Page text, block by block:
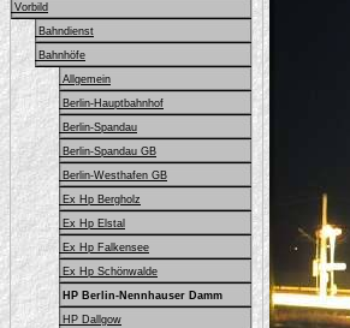
Vorbild
Bahndienst
Bahnhöfe
Allgemein
Berlin-Hauptbahnhof
Berlin-Spandau
Berlin-Spandau GB
Berlin-Westhafen GB
Ex Hp Bergholz
Ex Hp Elstal
Ex Hp Falkensee
Ex Hp Schönwalde
HP Berlin-Nennhauser Damm
HP Dallgow